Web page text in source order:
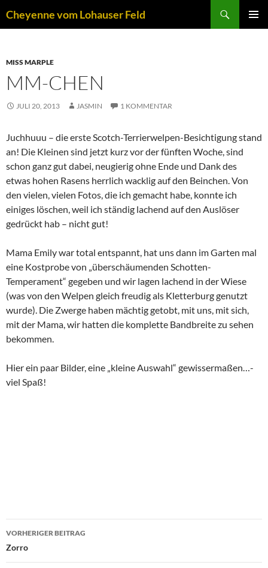
Inhalt
Cheyenne vom Lohauser Feld
MISS MARPLE
MM-CHEN
JULI 20, 2013 JASMIN 1 KOMMENTAR
Juchhuuu – die erste Scotch-Terrierwelpen-Besichtigung stand
an! Die Kleinen sind jetzt kurz vor der fünften Woche, sind
schon ganz gut dabei, neugierig ohne Ende und Dank des
etwas hohen Rasens herrlich wacklig auf den Beinchen. Von
den vielen, vielen Fotos, die ich gemacht habe, konnte ich
einiges löschen, weil ich ständig lachend auf den Auslöser
gedrückt hab – nicht gut!
Mama Emily war total entspannt, hat uns dann im Garten mal
eine Kostprobe von „überschäumenden Schotten-
Temperament“ gegeben und wir lagen lachend in der Wiese
(was von den Welpen gleich freudig als Kletterburg genutzt
wurde). Die Zwerge haben mächtig getobt, mit uns, mit sich,
mit der Mama, wir hatten die komplette Bandbreite zu sehen
bekommen.
Hier ein paar Bilder, eine „kleine Auswahl“ gewissermaßen…-
viel Spaß!
Beitragsnavigation
VORHERIGER BEITRAG
Zorro